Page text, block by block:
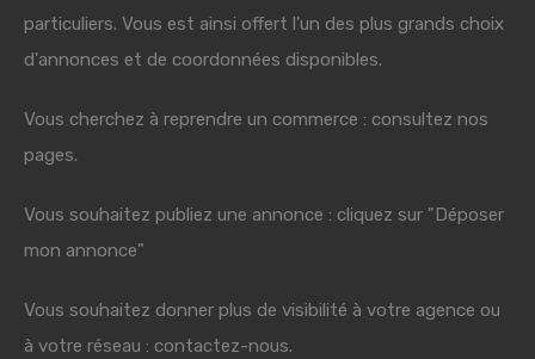
particuliers. Vous est ainsi offert l'un des plus grands choix
d'annonces et de coordonnées disponibles.
Vous cherchez à reprendre un commerce : consultez nos
pages.
Vous souhaitez publiez une annonce : cliquez sur "Déposer
mon annonce"
Vous souhaitez donner plus de visibilité à votre agence ou
à votre réseau : contactez-nous.